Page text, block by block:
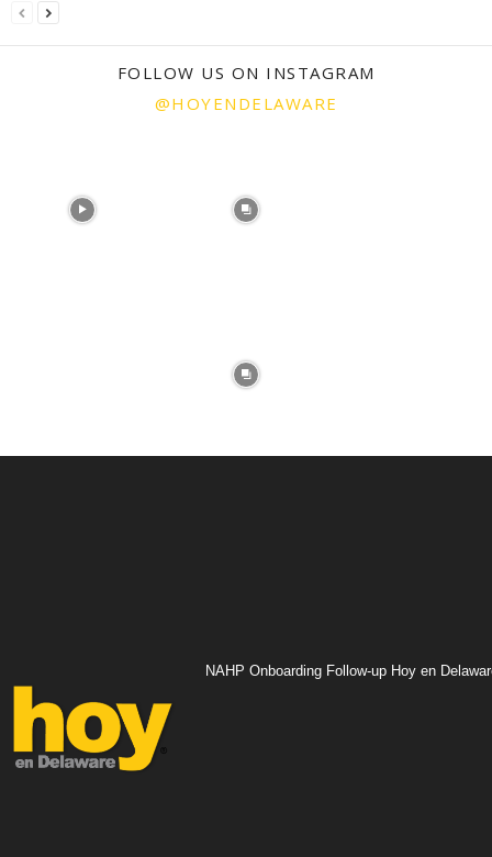
FOLLOW US ON INSTAGRAM
@HOYENDELAWARE
NAHP Onboarding Follow-up Hoy en